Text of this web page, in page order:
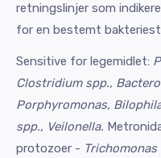
retningslinjer som
for en bestemt
Sensitive for legemidlet:
Clostridium spp.,
Porphyromonas,
spp., Veilonella.
protozoer -